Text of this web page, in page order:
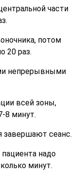
части
потом
20 раз.
непрерывными
всей зоны,
8 минут.
завершают сеанс.
надо
минут.